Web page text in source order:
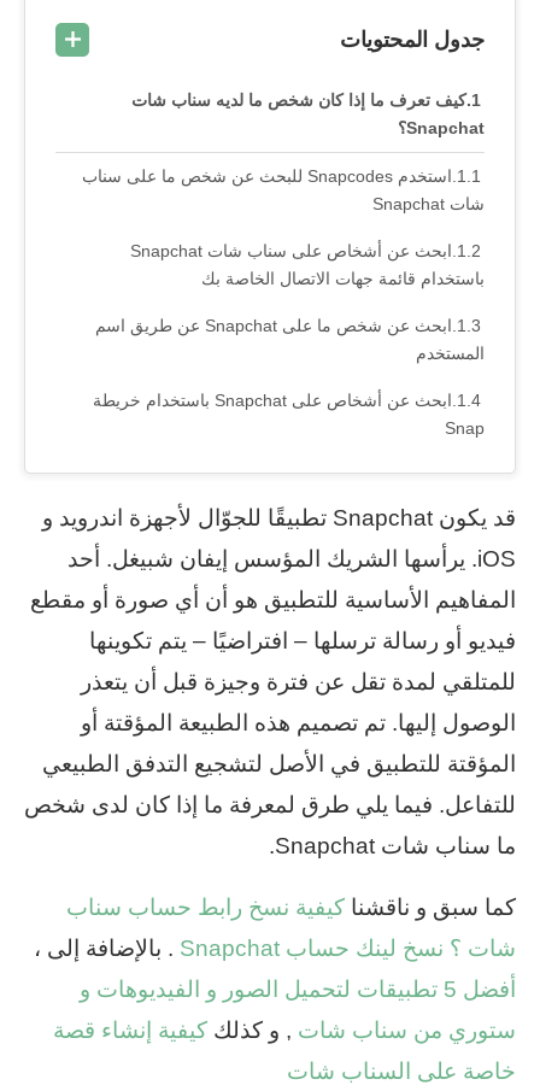
جدول المحتويات
كيف تعرف ما إذا كان شخص ما لديه سناب شات
Snapchat؟
استخدم Snapcodes للبحث عن شخص ما على سناب
شات Snapchat
ابحث عن أشخاص على سناب شات Snapchat
باستخدام قائمة جهات الاتصال الخاصة بك
ابحث عن شخص ما على Snapchat عن طريق اسم
المستخدم
ابحث عن أشخاص على Snapchat باستخدام خريطة
Snap
قد يكون Snapchat تطبيقًا للجوّال لأجهزة اندرويد و
iOS. يرأسها الشريك المؤسس إيفان شبيغل. أحد
المفاهيم الأساسية للتطبيق هو أن أي صورة أو مقطع
فيديو أو رسالة ترسلها – افتراضيًا – يتم تكوينها
للمتلقي لمدة تقل عن فترة وجيزة قبل أن يتعذر
الوصول إليها. تم تصميم هذه الطبيعة المؤقتة أو
المؤقتة للتطبيق في الأصل لتشجيع التدفق الطبيعي
للتفاعل. فيما يلي طرق لمعرفة ما إذا كان لدى شخص
ما سناب شات Snapchat.
كما سبق و ناقشنا كيفية نسخ رابط حساب سناب
شات ؟ نسخ لينك حساب Snapchat
. بالإضافة إلى ،
أفضل 5 تطبيقات لتحميل الصور و الفيديوهات و
ستوري من سناب شات , و كذلك كيفية إنشاء قصة
خاصة على السناب شات